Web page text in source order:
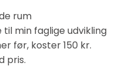
rum
min faglige udvikling
før, koster 150 kr.
pris.